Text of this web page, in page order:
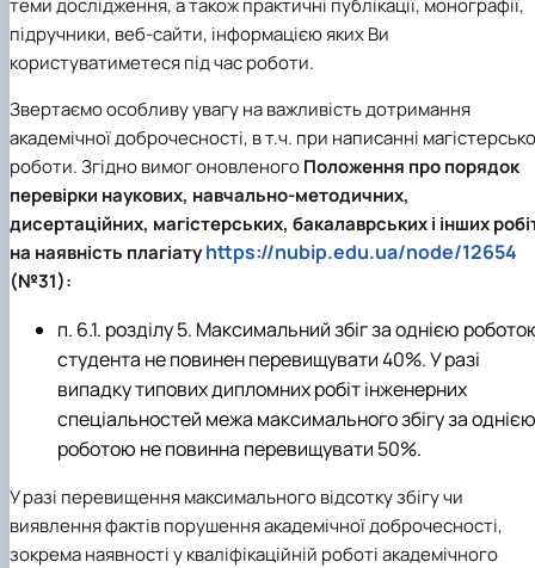
підручники, веб-сайти, інформацією яких Ви
користуватиметеся під час роботи.
Звертаємо особливу увагу на важливість дотримання
академічної доброчесності, в т.ч. при написанні
роботи. Згідно вимог оновленогоПоложення про порядок
перевірки наукових, навчально-методичних,
дисертаційних, магістерських, бакалаврських і інших
на наявність плагіатуhttps://nubip.edu.ua/node/12654
(№31):
п. 6.1. розділу 5. Максимальний збіг за однією
студента не повинен перевищувати 40%. У разі
випадку типових дипломних робіт інженерних
спеціальностей межа максимального збігу за однією
роботою не повинна перевищувати 50%.
У разі перевищення максимального відсотку збігу чи
виявлення фактів порушення академічної доброчесності,
зокрема наявності у кваліфікаційній роботі академічного